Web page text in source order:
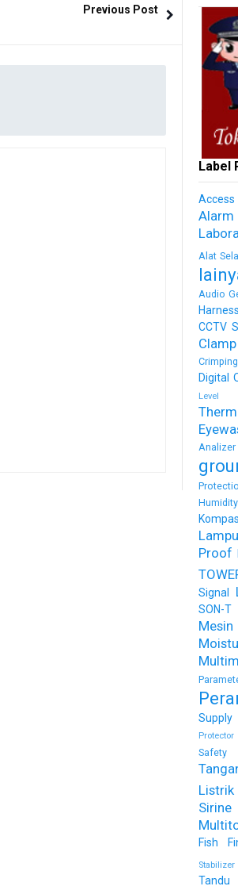
Previous Post
Label
Access
Alat
Audio
Harness
CCTV
Digital
Level
Analizer
Kompas
Proof
Signal
SON-T
Mesin
Supply
Protector
Safety
Listrik
Fish
Stabilizer